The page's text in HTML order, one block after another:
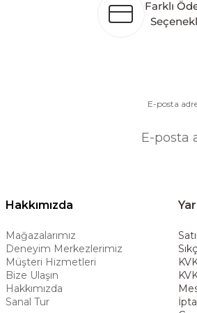
ve Kuzey Afrika pazarlarına
ve ekonomik katkı
uzun ömürlü çözümler sunar.
üstün bir alışveriş deneyimi
Farklı
E-posta
Hakkımızda
Mağazalarımız
Deneyim Merkezlerimiz
Müşteri Hizmetleri
Bize Ulaşın
Hakkımızda
Sanal Tur